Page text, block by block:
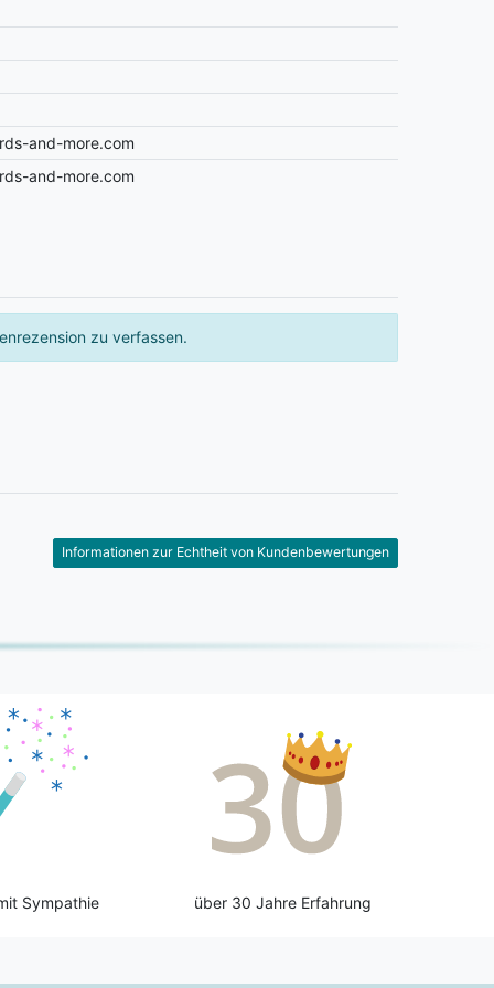
and-more.com
and-more.com
zu verfassen.
Informationen zur Echtheit von Kundenbewertungen
Sympathie über 30 Jahre Erfahrung